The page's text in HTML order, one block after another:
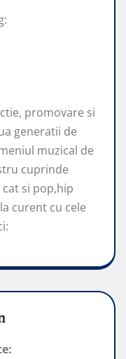
promovare si
generatii de
muzical de
cuprinde
si pop,hip
curent cu cele